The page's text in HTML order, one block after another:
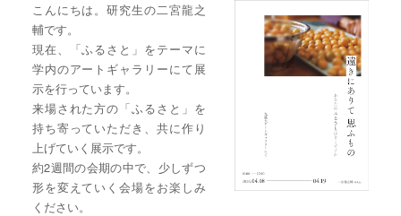
こんにちは。研究生の二宮龍之
輔です。
現在、「ふるさと」をテーマに
学内のアートギャラリーにて展
示を行っています。
来場された方の「ふるさと」を
持ち寄っていただき、共に作り
上げていく展示です。
約2週間の会期の中で、少しずつ
形を変えていく会場をお楽しみ
ください。